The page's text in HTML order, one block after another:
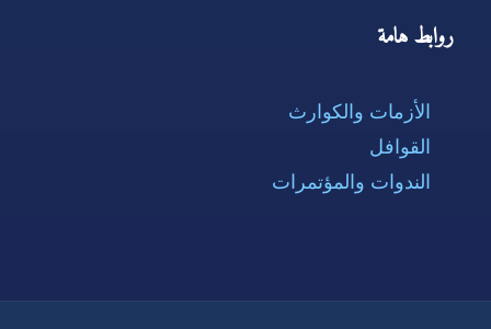
روابط هامة
الأزمات والكوارث
القوافل
الندوات والمؤتمرات